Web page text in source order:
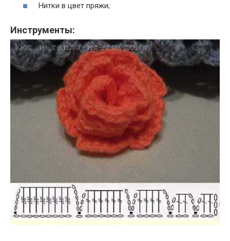
Нитки в цвет пряжи;
Инструменты: